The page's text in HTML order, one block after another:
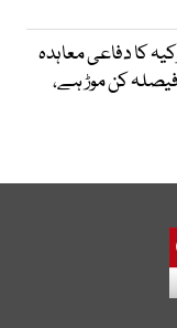
کا دفاعی معاہدہ
کن موڑ ہے،